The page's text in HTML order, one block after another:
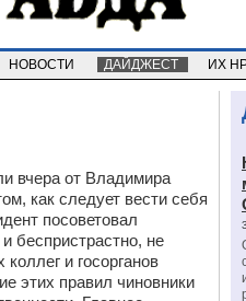
НОВОСТИ ДАЙДЖЕСТ ИХ
вчера от Владимира
как следует вести себя
посоветовал
беспристрастно, не
и госорганов
этих правил чиновники